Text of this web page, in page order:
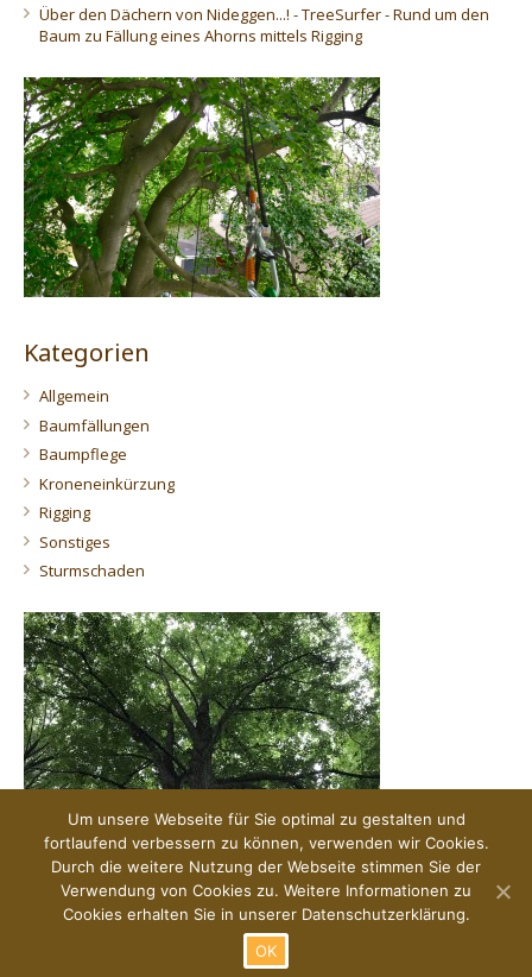
Über den Dächern von Nideggen...! - TreeSurfer - Rund um den
Baum zu Fällung eines Ahorns mittels Rigging
Kategorien
Allgemein
Baumfällungen
Baumpflege
Kroneneinkürzung
Rigging
Sonstiges
Sturmschaden
Der Blick von unten.
Um unsere Webseite für Sie optimal zu gestalten und
fortlaufend verbessern zu können, verwenden wir Cookies.
Durch die weitere Nutzung der Webseite stimmen Sie der
Verwendung von Cookies zu. Weitere Informationen zu
Cookies erhalten Sie in unserer Datenschutzerklärung.
OK